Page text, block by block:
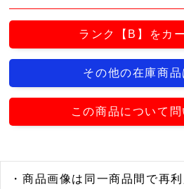
ランク【B】をカ
その他の在庫商品
この商品について
・商品画像は同一商品間で再